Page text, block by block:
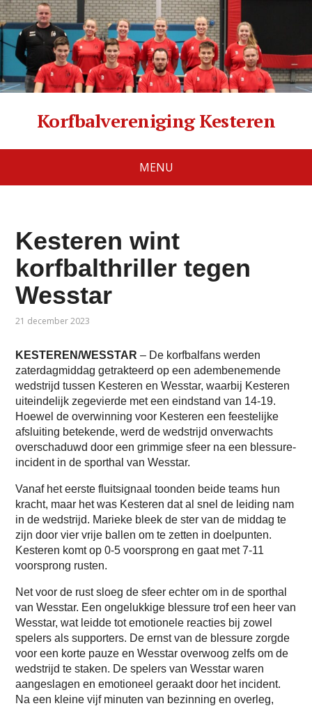
Korfbalvereniging Kesteren
MENU
Kesteren wint
korfbalthriller tegen
Wesstar
21 december 2023
KESTEREN/WESSTAR – De korfbalfans werden
zaterdagmiddag getrakteerd op een adembenemende
wedstrijd tussen Kesteren en Wesstar, waarbij Kesteren
uiteindelijk zegevierde met een eindstand van 14-19.
Hoewel de overwinning voor Kesteren een feestelijke
afsluiting betekende, werd de wedstrijd onverwachts
overschaduwd door een grimmige sfeer na een blessure-
incident in de sporthal van Wesstar.
Vanaf het eerste fluitsignaal toonden beide teams hun
kracht, maar het was Kesteren dat al snel de leiding nam
in de wedstrijd. Marieke bleek de ster van de middag te
zijn door vier vrije ballen om te zetten in doelpunten.
Kesteren komt op 0-5 voorsprong en gaat met 7-11
voorsprong rusten.
Net voor de rust sloeg de sfeer echter om in de sporthal
van Wesstar. Een ongelukkige blessure trof een heer van
Wesstar, wat leidde tot emotionele reacties bij zowel
spelers als supporters. De ernst van de blessure zorgde
voor een korte pauze en Wesstar overwoog zelfs om de
wedstrijd te staken. De spelers van Wesstar waren
aangeslagen en emotioneel geraakt door het incident.
Na een kleine vijf minuten van bezinning en overleg,